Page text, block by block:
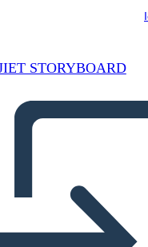
STORYBOARD